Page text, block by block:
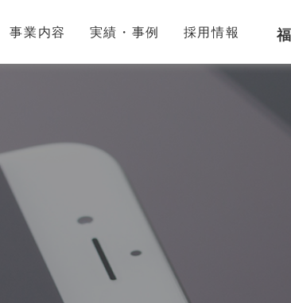
事業内容 実績・事例 採用情報